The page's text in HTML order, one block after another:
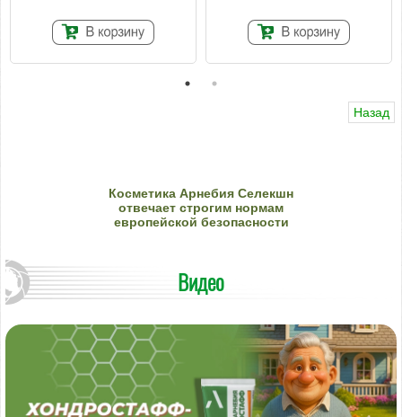
Назад
Кос­ме­ти­ка Ар­не­бия Се­лекшн
от­ве­ча­ет стро­гим нор­мам
ев­ро­пей­ской бе­зо­пас­нос­ти
Видео